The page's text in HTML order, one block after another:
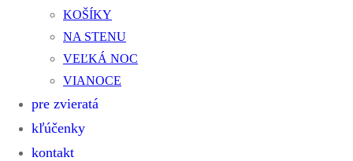
KOŠÍKY
NA STENU
VEĽKÁ NOC
VIANOCE
pre zvieratá
kľúčenky
kontakt